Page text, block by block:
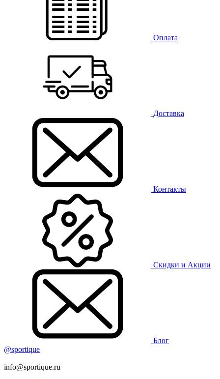
Оплата
Доставка
Контакты
Скидки и Акции
Блог
@sportique
info@sportique.ru